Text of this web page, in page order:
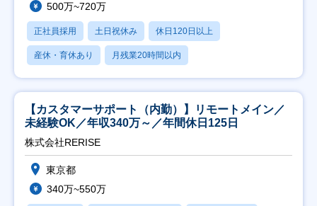
500万~720万
正社員採用 土日祝休み 休日120日以上
産休・育休あり 月残業20時間以内
【カスタマーサポート（内勤）】リモートメイン／
未経験OK／年収340万～／年間休日125日
株式会社RERISE
東京都
340万~550万